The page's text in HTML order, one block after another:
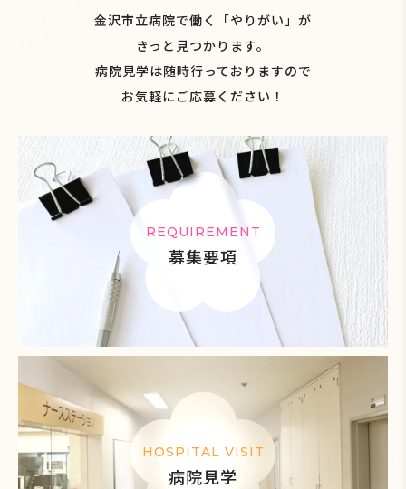
金沢市立病院で働く「やりがい」が
きっと見つかります。
病院見学は随時行っておりますので
お気軽にご応募ください！
REQUIREMENT
募集要項
HOSPITAL VISIT
病院見学